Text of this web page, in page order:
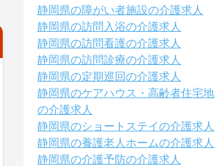
静岡県の障がい者施設の介護求人
静岡県の訪問入浴の介護求人
静岡県の訪問看護の介護求人
静岡県の訪問診療の介護求人
静岡県の定期巡回の介護求人
静岡県のケアハウス・高齢者住宅地
の介護求人
静岡県のショートステイの介護求人
静岡県の養護老人ホームの介護求人
静岡県の介護予防の介護求人